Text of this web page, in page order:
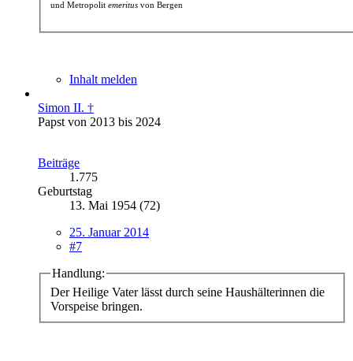
und Metropolit emeritus von Bergen
Inhalt melden
Simon II. †
Papst von 2013 bis 2024
Beiträge
1.775
Geburtstag
13. Mai 1954 (72)
25. Januar 2014
#7
Handlung:
Der Heilige Vater lässt durch seine Haushälterinnen die
Vorspeise bringen.